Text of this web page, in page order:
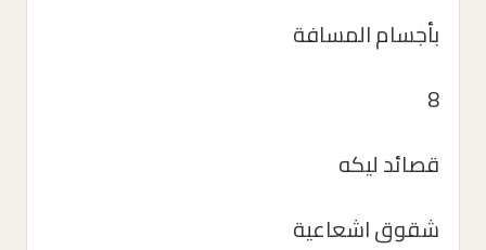
بأجسام المسافة
8
قصائد ليكه
شقوق اشعاعية